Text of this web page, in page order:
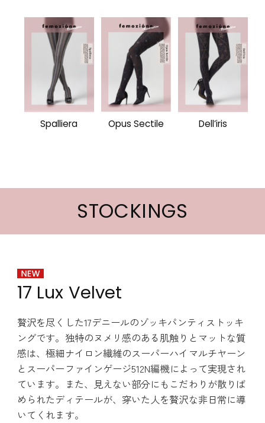
Spalliera Opus Sectile Dell’iris
STOCKINGS
17 Lux Velvet
贅沢を尽くした17デニールのゾッキパンティストッキ
ングです。独特のヌメリ感のある肌触りとマットな質
感は、極細ナイロン繊維のスーパーハイマルチヤーン
とスーパーファインゲージ512N編機によって実現され
ています。また、見えない部分にもこだわりが散りば
められたディテールが、穿いた人を贅沢な非日常に導
いてくれます。